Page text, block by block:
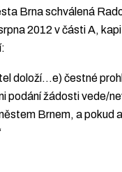
Brna schválená
2012 v části A,
doloží…e) čestné
podání žádosti vede/
Brnem, a pokud